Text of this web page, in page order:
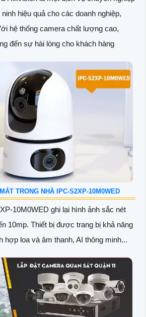
hiệu quả cho các doanh nghiệp,
hệ thống camera chất lượng cao,
đến sự hài lòng cho khách hàng
TRONG NHÀ IPC-S2XP-10M0WED
10M0WED ghi lại hình ảnh sắc nét
10mp. Thiết bị được trang bị khả năng
hợp loa và âm thanh, AI thông minh...